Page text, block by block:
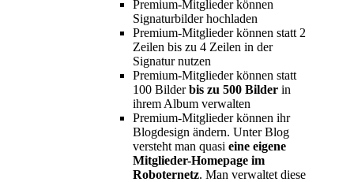
Premium-Mitglieder können
Signaturbilder hochladen
Premium-Mitglieder können statt 2
Zeilen bis zu 4 Zeilen in der
Signatur nutzen
Premium-Mitglieder können statt
100 Bilderbis zu 500 Bilder in
ihrem Album verwalten
Premium-Mitglieder können ihr
Blogdesign ändern. Unter Blog
versteht man quasi eine eigene
Mitglieder-Homepage im
Roboternetz. Man verwaltet diese